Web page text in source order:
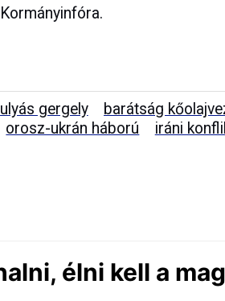
gergely
barátság
orosz-ukrán háború iráni